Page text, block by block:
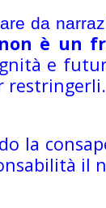
da
non è un
e
restringerli.
la
il